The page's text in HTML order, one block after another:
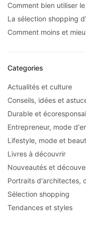
Comment bien utiliser
La sélection shopping
Comment moins et
Categories
Actualités et culture
Conseils, idées et
Durable et
Entrepreneur, mode
Lifestyle, mode et
Livres à découvrir
Nouveautés et
Portraits d'architectes,
Sélection shopping
Tendances et styles